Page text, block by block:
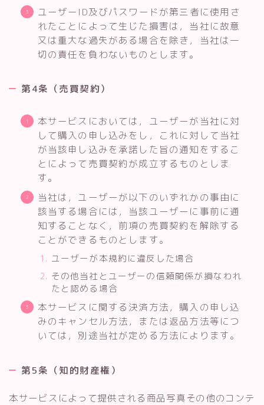
ユーザーID及びパスワードが第三者に使用さ
れたことによって生じた損害は，当社に故意
又は重大な過失がある場合を除き，当社は一
切の責任を負わないものとします。
第4条（売買契約）
本サービスにおいては，ユーザーが当社に対
して購入の申し込みをし，これに対して当社
が当該申し込みを承諾した旨の通知をするこ
とによって売買契約が成立するものとしま
す。
当社は，ユーザーが以下のいずれかの事由に
該当する場合には，当該ユーザーに事前に通
知することなく，前項の売買契約を解除する
ことができるものとします。
ユーザーが本規約に違反した場合
その他当社とユーザーの信頼関係が損なわれ
たと認める場合
本サービスに関する決済方法，購入の申し込
みのキャンセル方法，または返品方法等につ
いては，別途当社が定める方法によります。
第5条（知的財産権）
本サービスによって提供される商品写真その他のコンテ